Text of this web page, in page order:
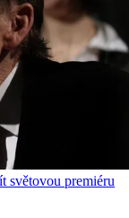
světovou premiéru